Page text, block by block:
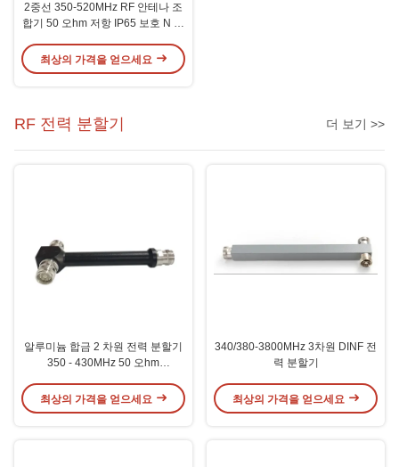
2중선 350-520MHz RF 안테나 조
합기 50 오hm 저항 IP65 보호 N 여
최상의 가격을 얻으세요
RF 전력 분할기 더 보기 >>
알루미늄 합금 2 차원 전력 분할기
350 - 430MHz 50 오hm
최상의 가격을 얻으세요
340/380-3800MHz 3차원 DINF 전
력 분할기
최상의 가격을 얻으세요